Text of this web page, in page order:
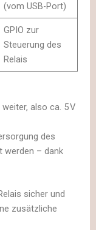
(vom USB-Port)
GPIO zur
Steuerung des
Relais
also ca. 5 V
des
werden – dank
sicher und
zusätzliche